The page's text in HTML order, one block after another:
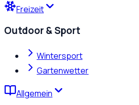
Freizeit
Outdoor & Sport
Wintersport
Gartenwetter
Allgemein